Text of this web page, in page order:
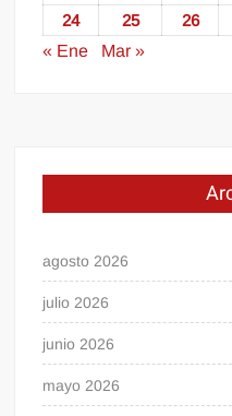
24 25 26
« Ene
Mar »
agosto 2026
julio 2026
junio 2026
mayo 2026